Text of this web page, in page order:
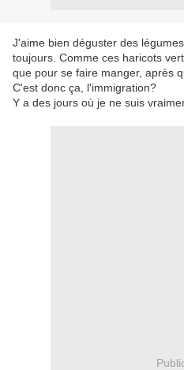
J'aime bien déguster des
toujours. Comme ces haricots
que pour se faire manger, après
C'est donc ça, l'immigration?
Y a des jours où je ne suis